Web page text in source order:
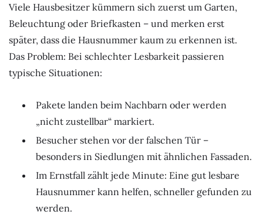
Viele Hausbesitzer kümmern sich zuerst um Garten,
Beleuchtung oder Briefkasten – und merken erst
später, dass die Hausnummer kaum zu erkennen ist.
Das Problem: Bei schlechter Lesbarkeit passieren
typische Situationen:
Pakete landen beim Nachbarn oder werden
„nicht zustellbar“ markiert.
Besucher stehen vor der falschen Tür –
besonders in Siedlungen mit ähnlichen Fassaden.
Im Ernstfall zählt jede Minute: Eine gut lesbare
Hausnummer kann helfen, schneller gefunden zu
werden.